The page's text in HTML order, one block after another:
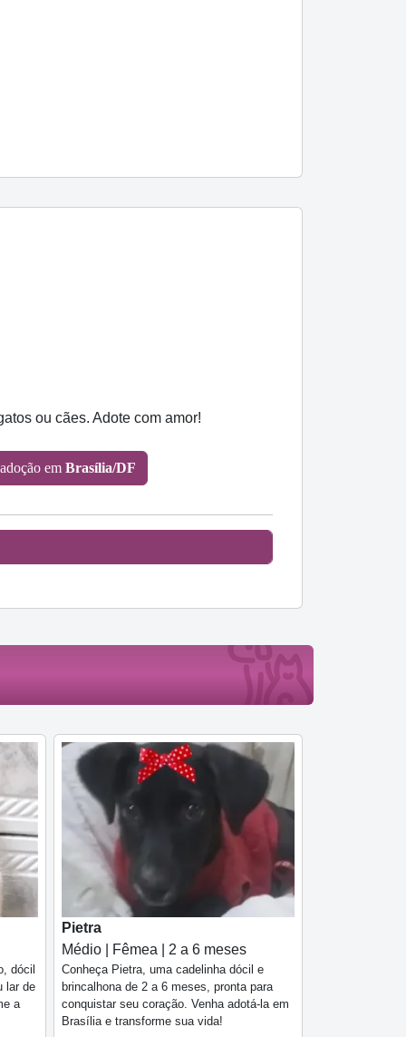
ou cães. Adote com amor!
em Brasília/DF
dócil
lar de
a
Pietra
Médio | Fêmea | 2 a 6 meses
Conheça Pietra, uma cadelinha dócil e
brincalhona de 2 a 6 meses, pronta para
conquistar seu coração. Venha adotá-la em
Brasília e transforme sua vida!